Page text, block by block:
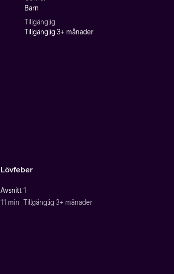
Barn
Tillgänglig
Tillgänglig 3+ månader
Lövfeber
Avsnitt 1
11 min Tillgänglig 3+ månader